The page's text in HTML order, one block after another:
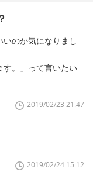
のか気になりまし
す。」って言いたい
2019/02/23 21:47
2019/02/24 15:12